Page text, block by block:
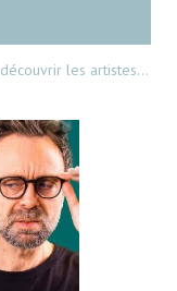
les artistes…